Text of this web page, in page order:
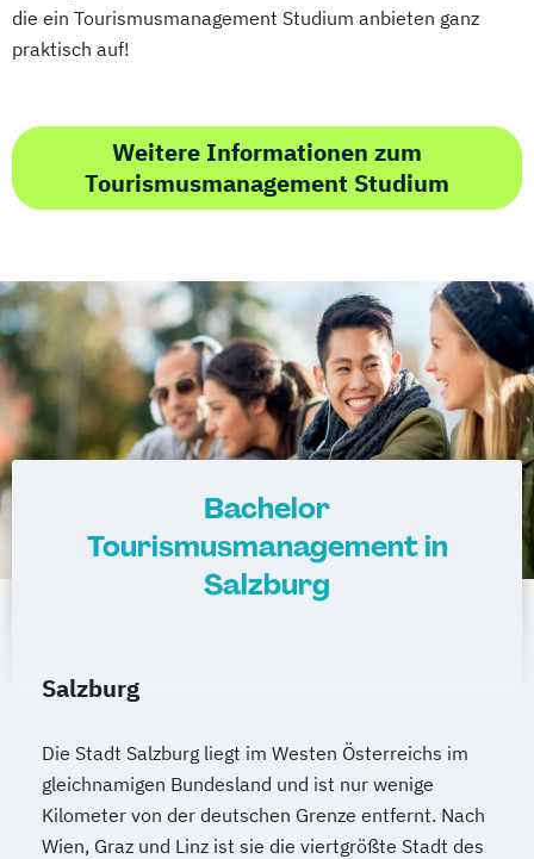
die ein Tourismusmanagement Studium anbieten ganz
praktisch auf!
Weitere Informationen zum
Tourismusmanagement Studium
Bachelor
Tourismusmanagement in
Salzburg
Salzburg
Die Stadt Salzburg liegt im Westen Österreichs im
gleichnamigen Bundesland und ist nur wenige
Kilometer von der deutschen Grenze entfernt. Nach
Wien, Graz und Linz ist sie die viertgrößte Stadt des